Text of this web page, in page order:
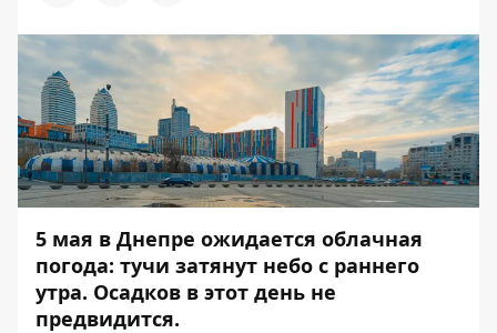
5 мая в Днепре ожидается облачная
погода: тучи затянут небо с раннего
утра. Осадков в этот день не
предвидится.